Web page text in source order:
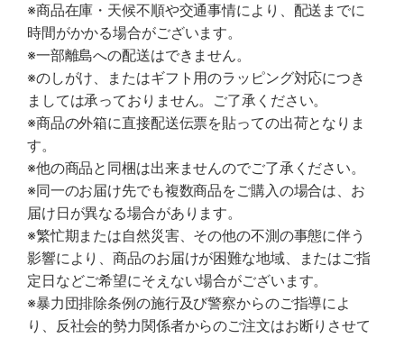
※商品在庫・天候不順や交通事情により、配送までに
時間がかかる場合がございます。
※一部離島への配送はできません。
※のしがけ、またはギフト用のラッピング対応につき
ましては承っておりません。ご了承ください。
※商品の外箱に直接配送伝票を貼っての出荷となりま
す。
※他の商品と同梱は出来ませんのでご了承ください。
※同一のお届け先でも複数商品をご購入の場合は、お
届け日が異なる場合があります。
※繁忙期または自然災害、その他の不測の事態に伴う
影響により、商品のお届けが困難な地域、またはご指
定日などご希望にそえない場合がございます。
※暴力団排除条例の施行及び警察からのご指導によ
り、反社会的勢力関係者からのご注文はお断りさせて